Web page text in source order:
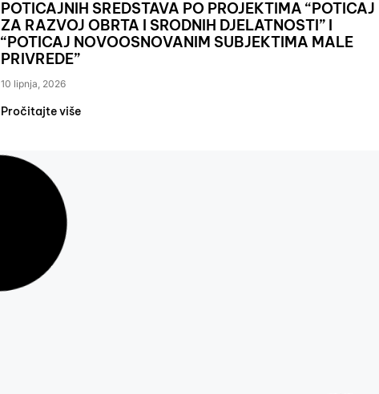
POTICAJNIH SREDSTAVA PO PROJEKTIMA “POTICAJ
ZA RAZVOJ OBRTA I SRODNIH DJELATNOSTI” I
“POTICAJ NOVOOSNOVANIM SUBJEKTIMA MALE
PRIVREDE”
10 lipnja, 2026
Pročitajte više